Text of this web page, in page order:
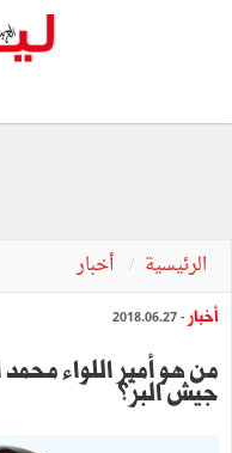
الرئيسية أخبار
أخبار - 2018.06.27
من هو أمير اللواء
جيش البرّ؟